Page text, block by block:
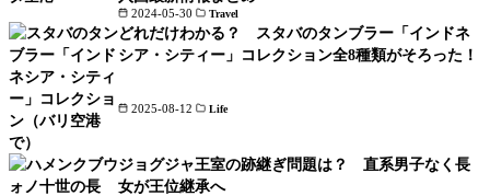
2024-05-30 Travel
どれだけわかる？ スタバのタンブラー「インドネ
シア・シティー」コレクション全8種類がそろった！
2025-08-12 Life
ジョグジャ王室の跡継ぎ問題は？ 直系男子なく長
女が王位継承へ